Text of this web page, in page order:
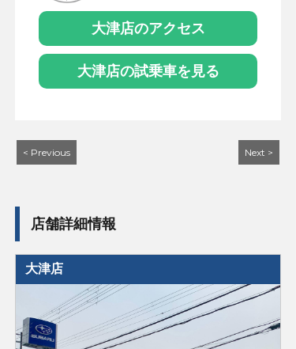
大津店のアクセス
大津店の試乗車を見る
< Previous Next >
店舗詳細情報
大津店